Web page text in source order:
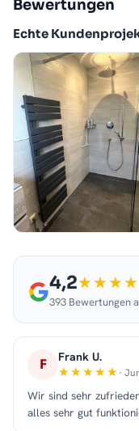
Bewertungen
Echte
4,2
393 Bewertungen
F Frank U.
·
Wir sind sehr
alles sehr gut